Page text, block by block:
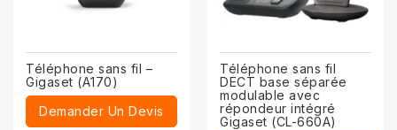
Téléphone sans fil –
Gigaset (A170)
Demander Un Devis
Téléphone sans fil
DECT base séparée
modulable avec
répondeur intégré
Gigaset (CL-660A)